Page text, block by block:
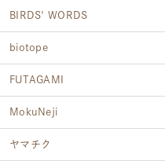
BIRDS' WORDS
biotope
FUTAGAMI
MokuNeji
ヤマチク